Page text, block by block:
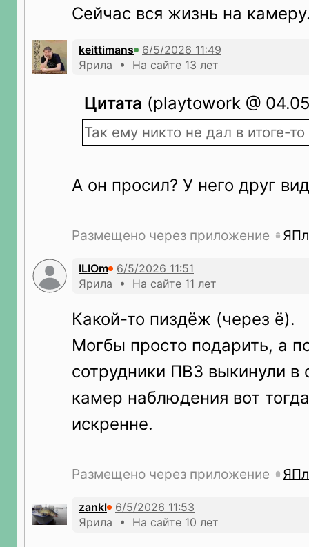
Сейчас вся жизнь на
keittimans
Ярила • На сайте 13 лет
Цитата (playtowork @
Так ему никто не дал в итоге-то
А он просил? У него друг
Размещено через приложение
ILIOm
Ярила • На сайте 11 лет
Какой-то пиздёж (через ё).
Могбы просто подарить, а
сотрудники ПВЗ выкинули в
камер наблюдения вот
искренне.
Размещено через приложение
zankl
Ярила • На сайте 10 лет